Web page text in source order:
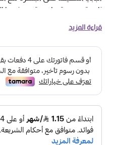
على مدار اليوم
قراءة المزيد